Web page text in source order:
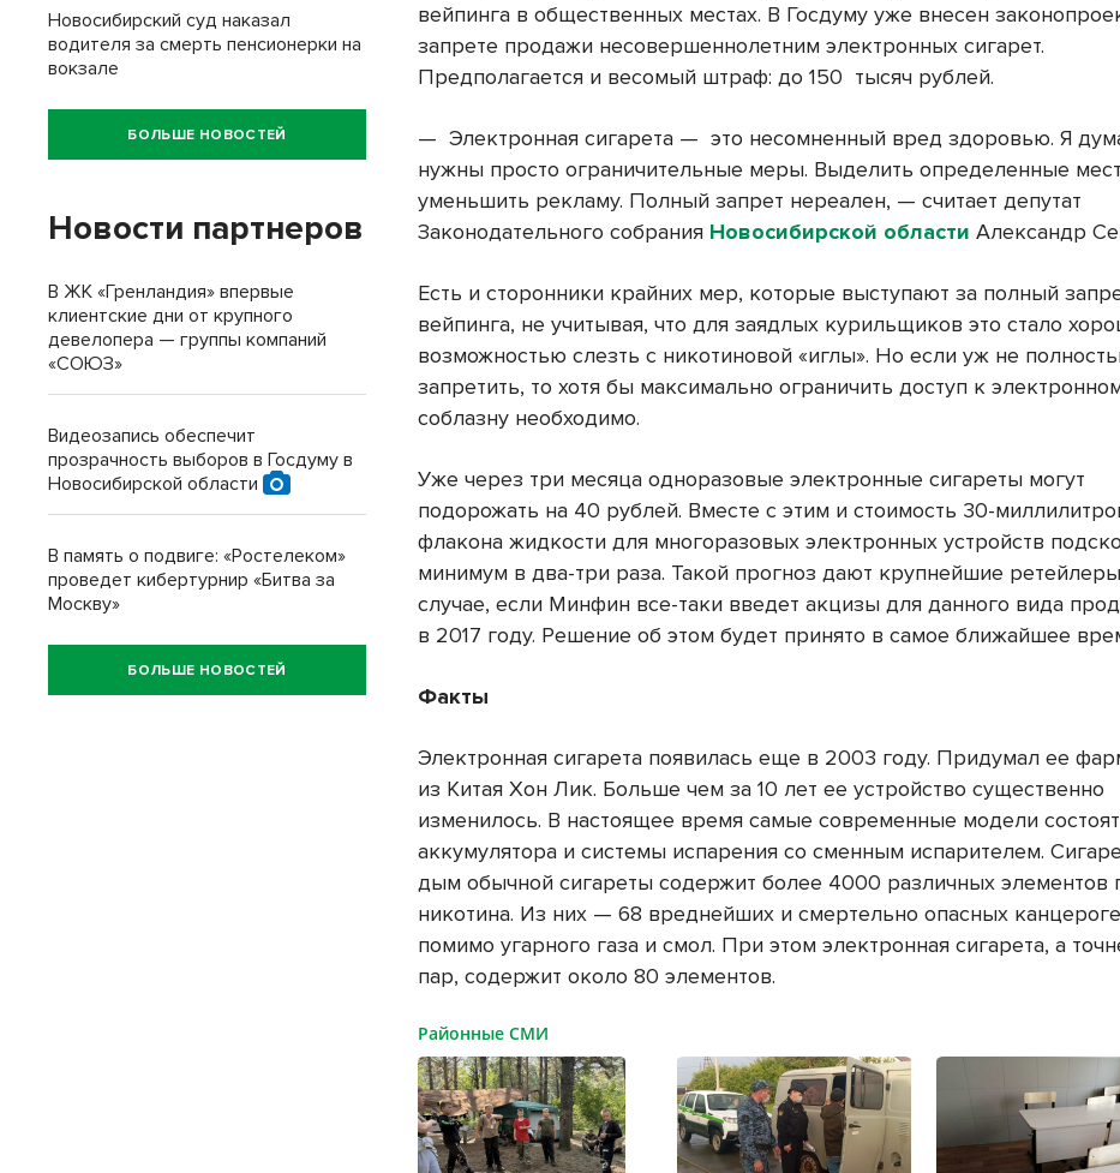
вейпинга в общественных местах. В Госдуму уже внесен
запрете продажи несовершеннолетним электронных сигарет.
Предполагается и весомый штраф: до 150 тысяч рублей.
— Электронная сигарета — это несомненный вред здоровью. Я
нужны просто ограничительные меры. Выделить определенные
уменьшить рекламу. Полный запрет нереален, — считает депутат
Законодательного собрания Новосибирской области Александр
Есть и сторонники крайних мер, которые выступают за полный
вейпинга, не учитывая, что для заядлых курильщиков это стало
возможностью слезть с никотиновой «иглы». Но если уж не
запретить, то хотя бы максимально ограничить доступ к
соблазну необходимо.
Уже через три месяца одноразовые электронные сигареты могут
подорожать на 40 рублей. Вместе с этим и стоимость 30-
флакона жидкости для многоразовых электронных устройств
минимум в два-три раза. Такой прогноз дают крупнейшие
случае, если Минфин все-таки введет акцизы для данного вида
в 2017 году. Решение об этом будет принято в самое ближайшее
Факты
Электронная сигарета появилась еще в 2003 году. Придумал ее
из Китая Хон Лик. Больше чем за 10 лет ее устройство существенно
изменилось. В настоящее время самые современные модели
аккумулятора и системы испарения со сменным испарителем.
дым обычной сигареты содержит более 4000 различных элементов
никотина. Из них — 68 вреднейших и смертельно опасных
помимо угарного газа и смол. При этом электронная сигарета, а
пар, содержит около 80 элементов.
Районные СМИ
Новосибирский суд наказал
водителя за смерть пенсионерки на
вокзале
БОЛЬШЕ НОВОСТЕЙ
Новости партнеров
В ЖК «Гренландия» впервые
клиентские дни от крупного
девелопера — группы компаний
«СОЮЗ»
Видеозапись обеспечит
прозрачность выборов в Госдуму в
Новосибирской области
В память о подвиге: «Ростелеком»
проведет кибертурнир «Битва за
Москву»
БОЛЬШЕ НОВОСТЕЙ